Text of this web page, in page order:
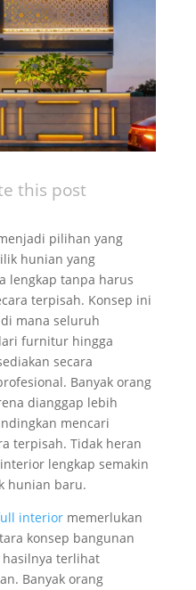
this post
pilihan yang
hunian yang
lengkap tanpa harus
terpisah. Konsep ini
mana seluruh
furnitur hingga
secara
Banyak orang
dianggap lebih
mencari
terpisah. Tidak heran
lengkap semakin
hunian baru.
interiormemerlukan
konsep bangunan
terlihat
Banyak orang